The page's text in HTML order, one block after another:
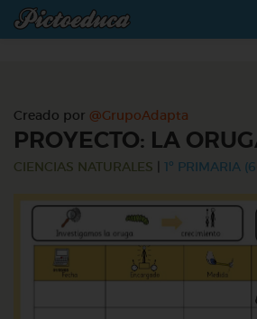
Creado por @GrupoAdapta
PROYECTO: LA
CIENCIAS NATURALES 1º PRIMARIA